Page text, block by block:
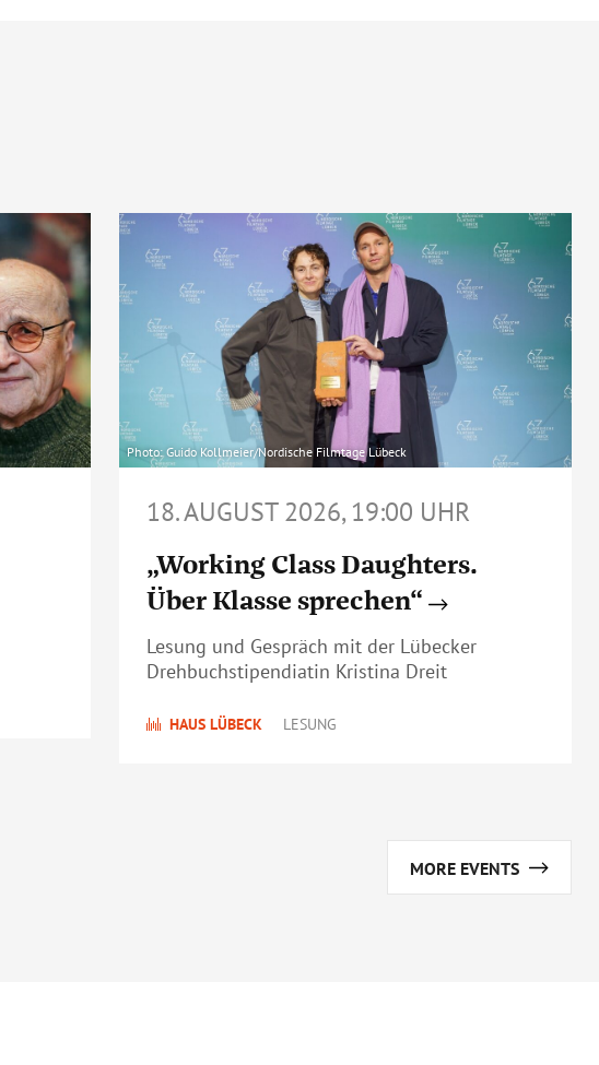
Photo: Guido Kollmeier/Nordische Filmtage Lübeck
18. AUGUST 2026, 19:00 UHR
„Working Class Daughters.
Über Klasse sprechen“
Lesung und Gespräch mit der Lübecker
Drehbuchstipendiatin Kristina Dreit
HAUS LÜBECK LESUNG
MORE EVENTS